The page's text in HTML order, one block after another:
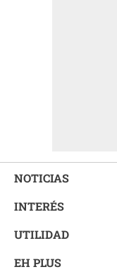
NOTICIAS
INTERÉS
UTILIDAD
EH PLUS